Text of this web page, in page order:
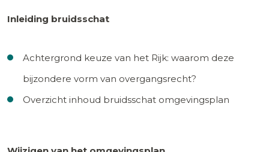
Inleiding bruidsschat
Achtergrond keuze van het Rijk: waarom deze
bijzondere vorm van overgangsrecht?
Overzicht inhoud bruidsschat omgevingsplan